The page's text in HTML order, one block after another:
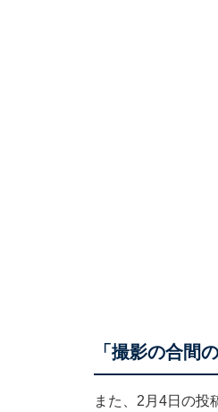
「撮影の合間
また、2月4日の投